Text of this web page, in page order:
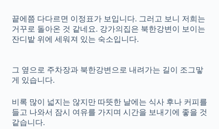
끝에쯤 다다르면 이정표가 보입니다. 그러고 보니 저희는
거꾸로 돌아온 것 같네요. 강가의집은 북한강변이 보이는
잔디밭 위에 세워져 있는 숙소입니다.
그 옆으로 주차장과 북한강변으로 내려가는 길이 조그맣
게 있습니다.
비록 많이 넓지는 않지만 따뜻한 날에는 식사 후나 커피를
들고 나와서 잠시 여유를 가지며 시간을 보내기에 좋을 것
같습니다.